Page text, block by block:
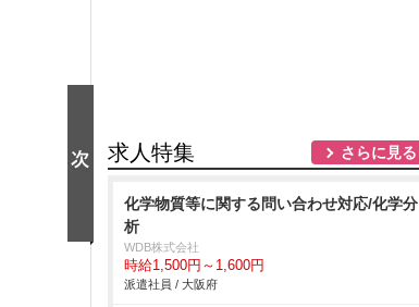
求人特集 さらに見る
化学物質等に関する問い合わせ対応/化学分
析
WDB株式会社
時給1,500円～1,600円
派遣社員 / 大阪府